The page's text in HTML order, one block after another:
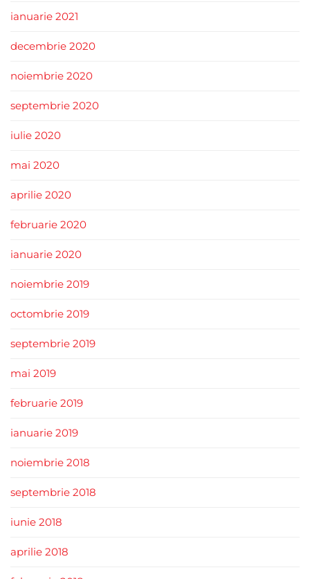
ianuarie 2021
decembrie 2020
noiembrie 2020
septembrie 2020
iulie 2020
mai 2020
aprilie 2020
februarie 2020
ianuarie 2020
noiembrie 2019
octombrie 2019
septembrie 2019
mai 2019
februarie 2019
ianuarie 2019
noiembrie 2018
septembrie 2018
iunie 2018
aprilie 2018